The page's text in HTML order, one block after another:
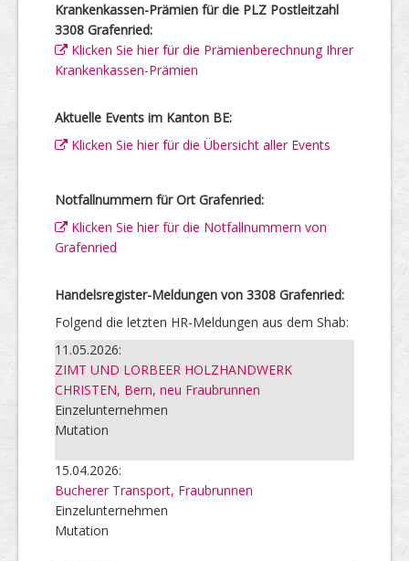
Krankenkassen-Prämien für die PLZ Postleitzahl
3308 Grafenried:
Klicken Sie hier für die Prämienberechnung Ihrer
Krankenkassen-Prämien
Aktuelle Events im Kanton BE:
Klicken Sie hier für die Übersicht aller Events
Notfallnummern für Ort Grafenried:
Klicken Sie hier für die Notfallnummern von
Grafenried
Handelsregister-Meldungen von 3308 Grafenried:
Folgend die letzten HR-Meldungen aus dem Shab:
11.05.2026:
ZIMT UND LORBEER HOLZHANDWERK
CHRISTEN, Bern, neu Fraubrunnen
Einzelunternehmen
Mutation
15.04.2026:
Bucherer Transport, Fraubrunnen
Einzelunternehmen
Mutation